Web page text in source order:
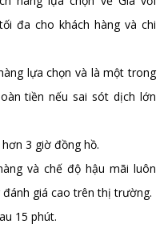
đa cho khách hàng và chi
lựa chọn và là một trong
tiền nếu sai sót dịch lớn
3 giờ đồng hồ.
và chế độ hậu mãi luôn
giá cao trên thị trường.
15 phút.